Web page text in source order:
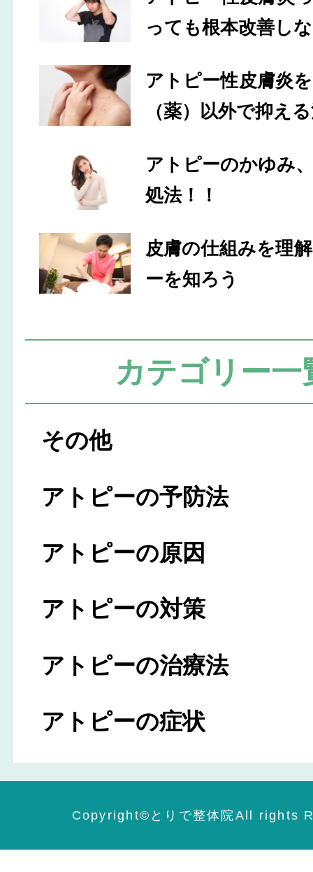
っても根本改善し
アトピー性皮膚炎
（薬）以外で抑え
アトピーのかゆみ
処法！！
皮膚の仕組みを理
ーを知ろう
カテゴリー一
その他
アトピーの予防法
アトピーの原因
アトピーの対策
アトピーの治療法
アトピーの症状
Copyright©️とりで整体院All rights